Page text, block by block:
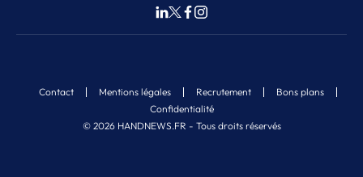
© 2026 HANDNEWS.FR - Tous droits réservés
Contact Mentions légales Recrutement
Bons plans
Confidentialité